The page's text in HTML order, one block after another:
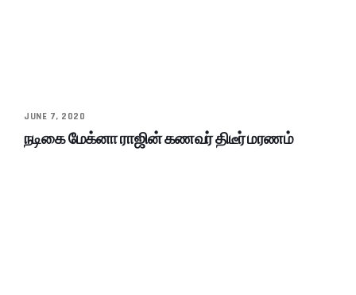
JUNE 7, 2020
நடிகை மேக்னா ராஜின் கணவர் திடீர் மரணம்